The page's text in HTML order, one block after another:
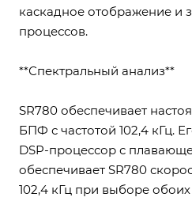
каскадное отображение и
процессов.
**Спектральный анализ**
SR780 обеспечивает
БПФ с частотой 102,4 кГц.
DSP-процессор с
обеспечивает SR780
102,4 кГц при выборе